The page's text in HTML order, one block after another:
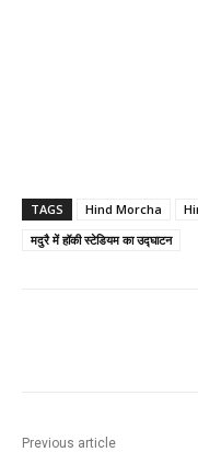
TAGS Hind Morcha
मदुरै में हॉकी स्टेडियम का उद्घाटन
Previous article